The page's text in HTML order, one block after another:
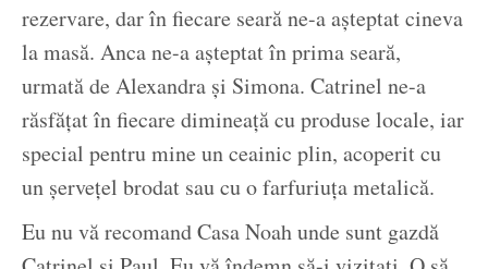
rezervare, dar în fiecare seară ne-a așteptat cineva
la masă. Anca ne-a așteptat în prima seară,
urmată de Alexandra și Simona. Catrinel ne-a
răsfățat în fiecare dimineață cu produse locale, iar
special pentru mine un ceainic plin, acoperit cu
un șervețel brodat sau cu o farfuriuța metalică.
Eu nu vă recomand Casa Noah unde sunt gazdă